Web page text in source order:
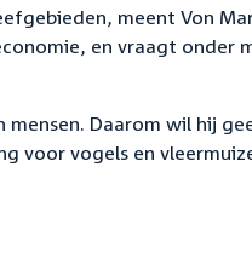
meent Von
en vraagt onder
Daarom wil hij
voor vogels en